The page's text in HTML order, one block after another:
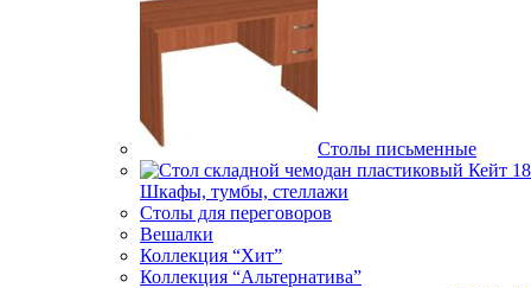
Столы письменные
Шкафы, тумбы, стеллажи
Столы для переговоров
Вешалки
Коллекция “Хит”
Коллекция “Альтернатива”